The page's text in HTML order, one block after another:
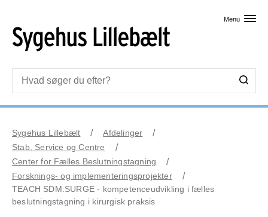
Menu
Sygehus Lillebælt
Afdelinger
Stab, Service og Centre
Center for Fælles Beslutningstagning
Forsknings- og implementeringsprojekter
TEACH SDM:SURGE - kompetenceudvikling i fælles
beslutningstagning i kirurgisk praksis